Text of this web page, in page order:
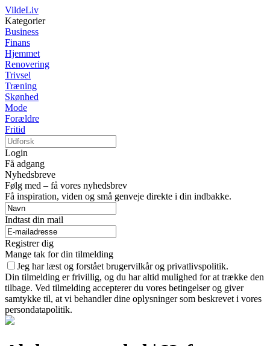
VildeLiv
Kategorier
Business
Finans
Hjemmet
Renovering
Trivsel
Træning
Skønhed
Mode
Forældre
Fritid
Login
Få adgang
Nyhedsbreve
Følg med – få vores nyhedsbrev
Få inspiration, viden og små genveje direkte i din indbakke.
Indtast din mail
Registrer dig
Mange tak for din tilmelding
Jeg har læst og forstået brugervilkår og privatlivspolitik.
Din tilmelding er frivillig, og du har altid mulighed for at trække den
tilbage. Ved tilmelding accepterer du vores betingelser og giver
samtykke til, at vi behandler dine oplysninger som beskrevet i vores
persondatapolitik.